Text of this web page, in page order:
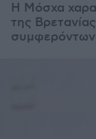
Η Μόσχα
της
συμφερόντων